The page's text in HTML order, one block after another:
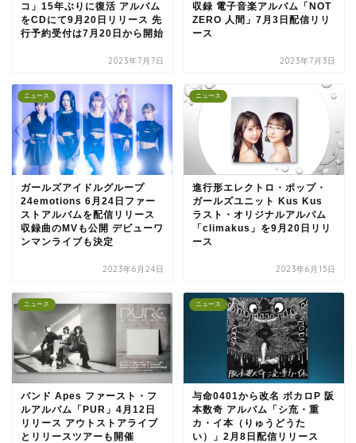
コ」15年ぶりに復活 アルバム
をCDにて9月20日リリース 先
行予約受付は7月20日から開始
2023年7月7日
収録 電子音楽アルバム「NOT
ZERO 人間」7月3日配信リリ
ース
2023年7月3日
ニュース
ガールズアイドルグループ
24emotions 6月24日ファー
ストアルバムを配信リリース
収録曲のMVも公開 デビューワ
ンマンライブも決定
2023年6月24日
ニュース
進行形エレクトロ・ポップ・
ガールズユニット Kus Kus
ラスト・オリジナルアルバム
「climakus」を9月20日リリ
ース
2023年6月15日
ニュース
バンド Apes ファースト・フ
ルアルバム「PUR」4月12日
リリース アウトストアライブ
とリリースツアーも開催
ニュース
与命0401から改名 ボカロP 阪
本数奇 アルバム「シ㐬・重
カ・イ本（りゅうどうた
い）」2月8日配信リリース